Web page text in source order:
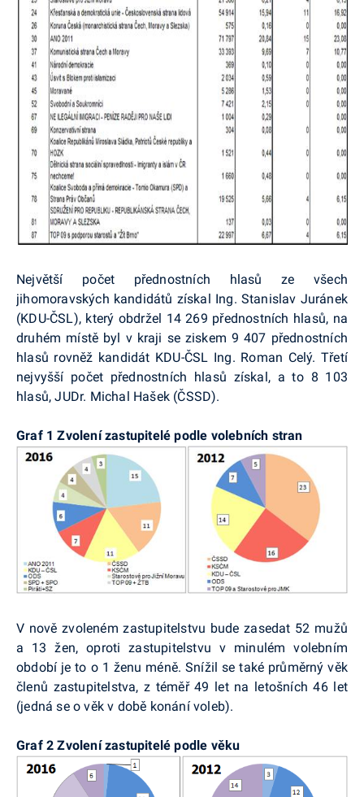
Největší počet přednostních hlasů ze všech
jihomoravských kandidátů získal Ing. Stanislav Juránek
(KDU-ČSL), který obdržel 14 269 přednostních hlasů, na
druhém místě byl v kraji se ziskem 9 407 přednostních
hlasů rovněž kandidát KDU-ČSL Ing. Roman Celý. Třetí
nejvyšší počet přednostních hlasů získal, a to 8 103
hlasů, JUDr. Michal Hašek (ČSSD).
Graf 1 Zvolení zastupitelé podle volebních stran
V nově zvoleném zastupitelstvu bude zasedat 52 mužů
a 13 žen, oproti zastupitelstvu v minulém volebním
období je to o 1 ženu méně. Snížil se také průměrný věk
členů zastupitelstva, z téměř 49 let na letošních 46 let
(jedná se o věk v době konání voleb).
Graf 2 Zvolení zastupitelé podle věku